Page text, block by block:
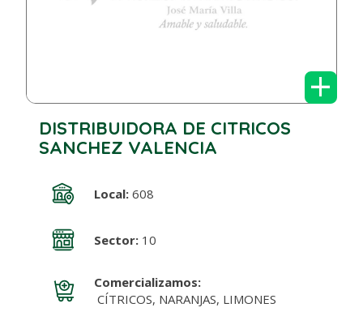
+
DISTRIBUIDORA DE CITRICOS
SANCHEZ VALENCIA
Local:608
Sector:10
Comercializamos:
CÍTRICOS, NARANJAS, LIMONES